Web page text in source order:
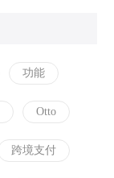
功能
Otto
跨境支付